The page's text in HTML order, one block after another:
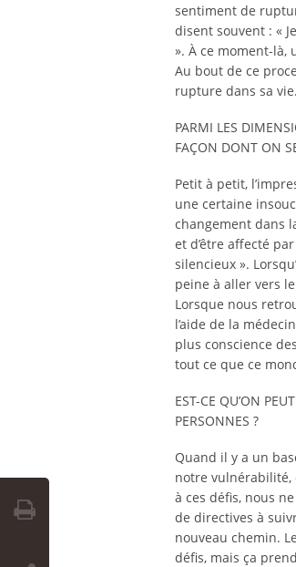
sentiment de
disent souvent : «
». À ce moment-là,
Au bout de ce
rupture dans sa vie.
PARMI LES
FAÇON DONT ON
Petit à petit,
une certaine
changement dans
et d’être affecté
silencieux ».
peine à aller vers
Lorsque nous
l’aide de la
plus conscience
tout ce que ce
EST-CE QU’ON
PERSONNES ?
Quand il y a un
notre vulnérabilité,
à ces défis, nous
de directives à
nouveau chemin.
défis, mais ça